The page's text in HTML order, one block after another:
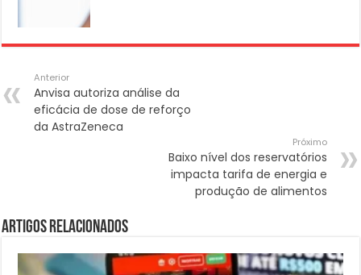
Anterior
Anvisa autoriza análise da
eficácia de dose de reforço
da AstraZeneca
Próximo
Baixo nível dos reservatórios
impacta tarifa de energia e
produção de alimentos
Artigos Relacionados